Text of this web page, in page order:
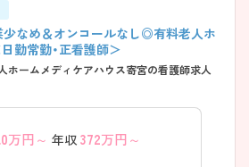
少なめ＆オンコールなし◎有料老人ホ
勤常勤・正看護師＞
ホームメディケアハウス寄宮の看護師求人
万円～ 年収 372万円～